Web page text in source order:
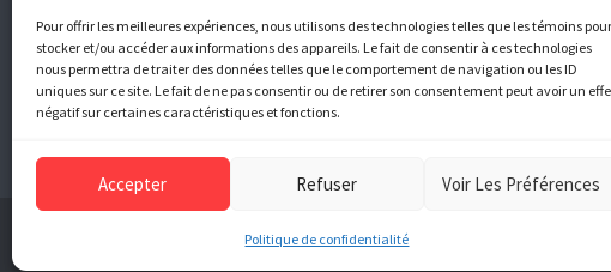
Pour offrir les meilleures expériences, nous utilisons des technologies telles que les témoins pour
stocker et/ou accéder aux informations des appareils. Le fait de consentir à ces technologies
nous permettra de traiter des données telles que le comportement de navigation ou les ID
uniques sur ce site. Le fait de ne pas consentir ou de retirer son consentement peut avoir un
négatif sur certaines caractéristiques et fonctions.
Accepter Refuser Voir Les Préférences
Politique de confidentialité
© 2026 Plombier